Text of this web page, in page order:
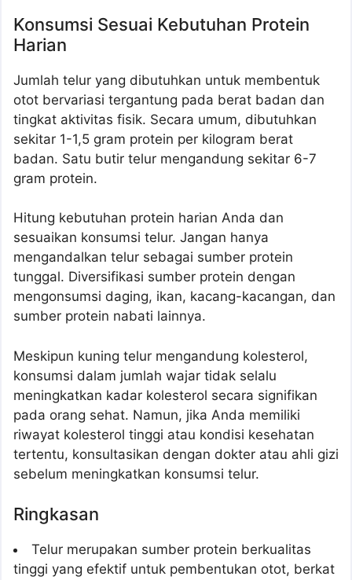
Konsumsi Sesuai Kebutuhan Protein
Harian
Jumlah telur yang dibutuhkan untuk membentuk
otot bervariasi tergantung pada berat badan dan
tingkat aktivitas fisik. Secara umum, dibutuhkan
sekitar 1-1,5 gram protein per kilogram berat
badan. Satu butir telur mengandung sekitar 6-7
gram protein.
Hitung kebutuhan protein harian Anda dan
sesuaikan konsumsi telur. Jangan hanya
mengandalkan telur sebagai sumber protein
tunggal. Diversifikasi sumber protein dengan
mengonsumsi daging, ikan, kacang-kacangan, dan
sumber protein nabati lainnya.
Meskipun kuning telur mengandung kolesterol,
konsumsi dalam jumlah wajar tidak selalu
meningkatkan kadar kolesterol secara signifikan
pada orang sehat. Namun, jika Anda memiliki
riwayat kolesterol tinggi atau kondisi kesehatan
tertentu, konsultasikan dengan dokter atau ahli gizi
sebelum meningkatkan konsumsi telur.
Ringkasan
Telur merupakan sumber protein berkualitas
tinggi yang efektif untuk pembentukan otot, berkat